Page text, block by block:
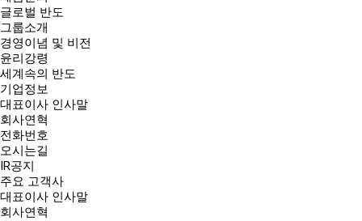
글로벌 반도
그룹소개
경영이념 및 비전
윤리강령
세계속의 반도
기업정보
대표이사 인사말
회사연혁
전화번호
오시는길
IR공지
주요 고객사
대표이사 인사말
회사연혁